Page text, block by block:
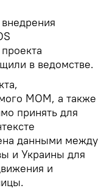
в ведомстве.
МОМ, а также
принять для
данными между
и Украины для
и